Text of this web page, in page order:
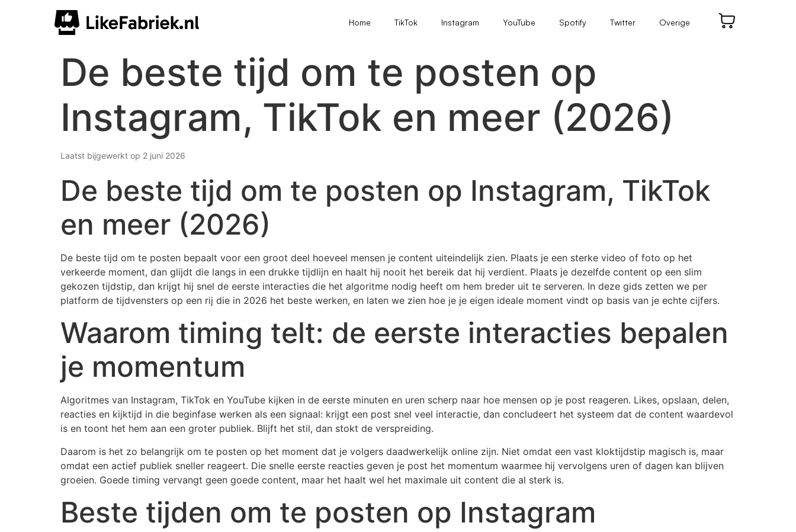
Home TikTok Instagram YouTube Spotify Twitter Overige
De beste tijd om te posten op
Instagram, TikTok en meer (2026)
Laatst bijgewerkt op 2 juni 2026
De beste tijd om te posten op Instagram, TikTok
en meer (2026)
De beste tijd om te posten bepaalt voor een groot deel hoeveel mensen je content uiteindelijk zien. Plaats je een sterke video of foto op het
verkeerde moment, dan glijdt die langs in een drukke tijdlijn en haalt hij nooit het bereik dat hij verdient. Plaats je dezelfde content op een slim
gekozen tijdstip, dan krijgt hij snel de eerste interacties die het algoritme nodig heeft om hem breder uit te serveren. In deze gids zetten we per
platform de tijdvensters op een rij die in 2026 het beste werken, en laten we zien hoe je je eigen ideale moment vindt op basis van je echte cijfers.
Waarom timing telt: de eerste interacties bepalen
je momentum
Algoritmes van Instagram, TikTok en YouTube kijken in de eerste minuten en uren scherp naar hoe mensen op je post reageren. Likes, opslaan, delen,
reacties en kijktijd in die beginfase werken als een signaal: krijgt een post snel veel interactie, dan concludeert het systeem dat de content waardevol
is en toont het hem aan een groter publiek. Blijft het stil, dan stokt de verspreiding.
Daarom is het zo belangrijk om te posten op het moment dat je volgers daadwerkelijk online zijn. Niet omdat een vast kloktijdstip magisch is, maar
omdat een actief publiek sneller reageert. Die snelle eerste reacties geven je post het momentum waarmee hij vervolgens uren of dagen kan blijven
groeien. Goede timing vervangt geen goede content, maar het haalt wel het maximale uit content die al sterk is.
Beste tijden om te posten op Instagram